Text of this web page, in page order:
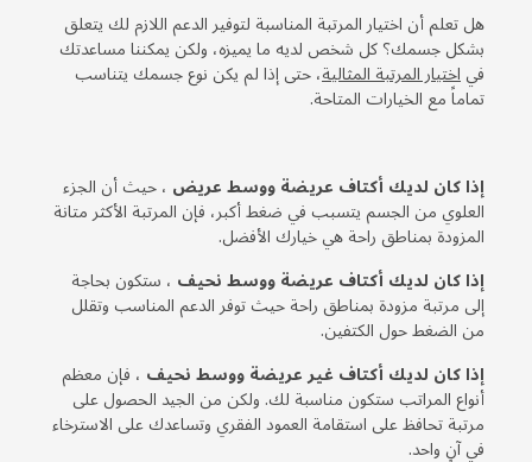
هل تعلم أن اختيار المرتبة المناسبة لتوفير الدعم اللازم لك يتعلق
بشكل جسمك؟ كل شخص لديه ما يميزه، ولكن يمكننا مساعدتك
اختيار المرتبة المثالية، حتى إذا لم يكن نوع جسمك يتناسب
تماماً مع الخيارات المتاحة.
إذا كان لديك أكتاف عريضة ووسط عريض، حيث أن الجزء
العلوي من الجسم يتسبب في ضغط أكبر، فإن المرتبة الأكثر متانة
المزودة بمناطق راحة هي خيارك الأفضل.
إذا كان لديك أكتاف عريضة ووسط نحيف، ستكون بحاجة
إلى مرتبة مزودة بمناطق راحة حيث توفر الدعم المناسب وتقلل
من الضغط حول الكتفين.
إذا كان لديك أكتاف غير عريضة ووسط نحيف، فإن معظم
أنواع المراتب ستكون مناسبة لك. ولكن من الجيد الحصول على
مرتبة تحافظ على استقامة العمود الفقري وتساعدك على الاسترخاء
في آنٍ واحد.